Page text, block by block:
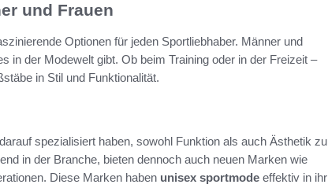
und Frauen
Optionen für jeden Sportliebhaber. Männer und
in der Modewelt gibt. Ob beim Training oder in der Freizeit –
in Stil und Funktionalität.
spezialisiert haben, sowohl Funktion als auch Ästhetik zu
in der Branche, bieten dennoch auch neuen Marken wie
Diese Marken haben unisex sportmode effektiv in ihr